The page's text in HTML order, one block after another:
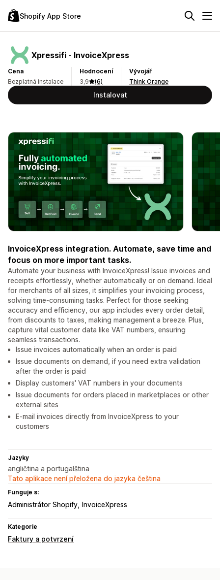
Shopify App Store
Xpressifi ‑ InvoiceXpress
Cena
Bezplatná instalace
Hodnocení
3,9
(6)
Vývojář
Think Orange
Instalovat
InvoiceXpress integration. Automate, save time and
focus on more important tasks.
Automate your business with InvoiceXpress! Issue invoices and
receipts effortlessly, whether automatically or on demand. Ideal
for merchants of all sizes, it simplifies your invoicing process,
solving time-consuming tasks. Perfect for those seeking
accuracy and efficiency, our app includes every order detail,
from discounts to taxes, making management a breeze. Plus,
capture vital customer data like VAT numbers, ensuring
seamless transactions.
Issue invoices automatically when an order is paid
Issue documents on demand, if you need extra validation
after the order is paid
Display customers' VAT numbers in your documents
Issue documents for orders placed in marketplaces or other
external sites
E-mail invoices directly from InvoiceXpress to your
customers
Jazyky
angličtina a portugalština
Tato aplikace není přeložena do jazyka čeština
Funguje s:
Administrátor Shopify InvoiceXpress
Kategorie
Faktury a potvrzení